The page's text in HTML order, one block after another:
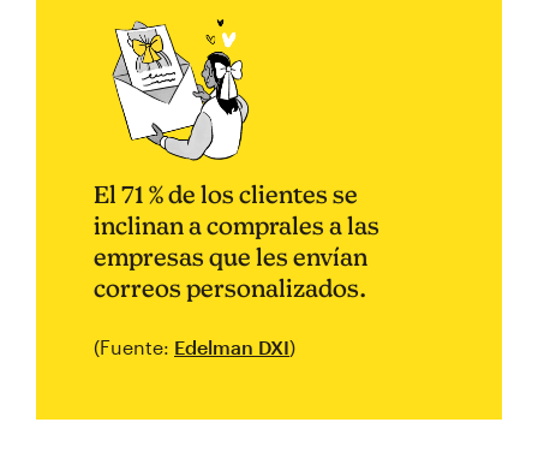
El 71 % de los clientes se
inclinan a comprales a las
empresas que les envían
correos personalizados.
(Fuente: Edelman DXI)